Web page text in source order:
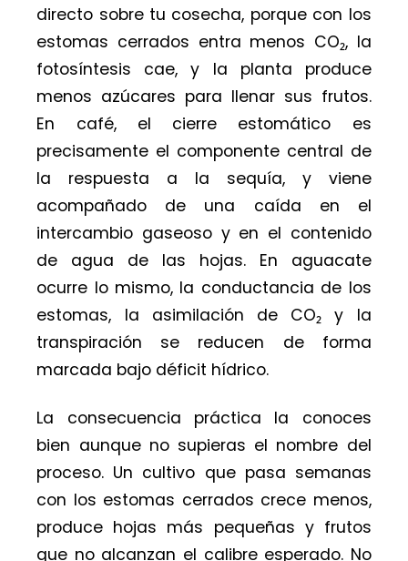
directo sobre tu cosecha, porque con los
estomas cerrados entra menos CO₂, la
fotosíntesis cae, y la planta produce
menos azúcares para llenar sus frutos.
En café, el cierre estomático es
precisamente el componente central de
la respuesta a la sequía, y viene
acompañado de una caída en el
intercambio gaseoso y en el contenido
de agua de las hojas. En aguacate
ocurre lo mismo, la conductancia de los
estomas, la asimilación de CO₂ y la
transpiración se reducen de forma
marcada bajo déficit hídrico.
La consecuencia práctica la conoces
bien aunque no supieras el nombre del
proceso. Un cultivo que pasa semanas
con los estomas cerrados crece menos,
produce hojas más pequeñas y frutos
que no alcanzan el calibre esperado. No